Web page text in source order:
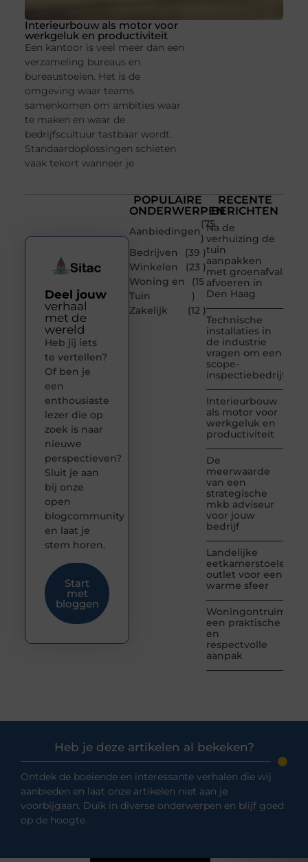
Interieurbouw als motor voor
werkgeluk en productiviteit
Een kantoor is veel meer dan een
verzameling bureaus en
bureaustoelen. Het is de
omgeving waar teams
samenkomen om ambities waar
te maken en waar de
bedrijfscultuur tastbaar wordt.
Standaardoplossingen schieten
vaak tekort wanneer je
POPULAIRE
ONDERWERPEN
Aanbiedingen
(75
)
Bedrijven
(39 )
Winkelen
(23 )
Woning en
Tuin
(15
)
Zakelijk
(12 )
RECENTE
BERICHTEN
Na de
verhuizing de
tuin
aanpakken
met groenafval
afvoeren in
Den Haag
Technische
installaties in
de industrie
vragen om een
scope-
inspectiebedrijf
Interieurbouw
als motor voor
werkgeluk en
productiviteit
De
meerwaarde
van een
strategische
mkb adviseur
voor jouw
bedrijf
Landelijke
eetkamerstoelen
outlet voor een
warme sfeer
Woningontruiming:
een praktische
en
respectvolle
aanpak
Deel jouw
verhaal
met de
wereld
Heb jij iets
te vertellen?
Of ben je
een
enthousiaste
lezer die op
zoek is naar
nieuwe
perspectieven?
Sluit je aan
bij onze
open
blogcommunity
en laat je
stem horen.
Start
met
bloggen
Heb je deze artikelen al bekeken?
Ontdek de boeiende en interessante verhalen die wij
aanbieden en laat onze artikelen niet aan je
voorbijgaan. Duik in diverse onderwerpen en blijf goed
op de hoogte.